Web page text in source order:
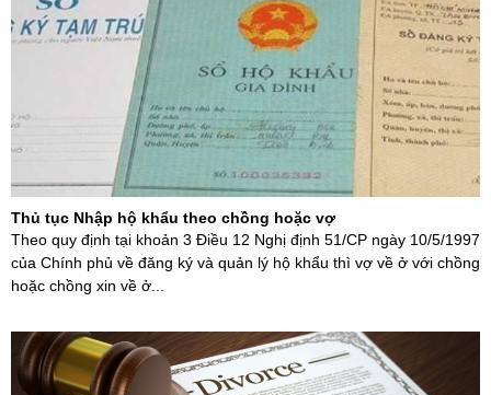
Thủ tục Nhập hộ khẩu theo chồng hoặc vợ
Theo quy định tại khoản 3 Điều 12 Nghị định 51/CP ngày 10/5/1997
của Chính phủ về đăng ký và quản lý hộ khẩu thì vợ về ở với chồng
hoặc chồng xin về ở...